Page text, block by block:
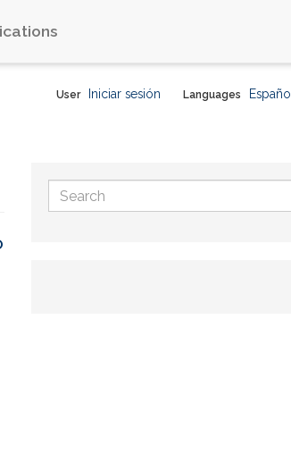
Languages Español
User Iniciar sesión
Search
form